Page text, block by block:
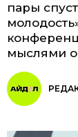
пары
мыслями о